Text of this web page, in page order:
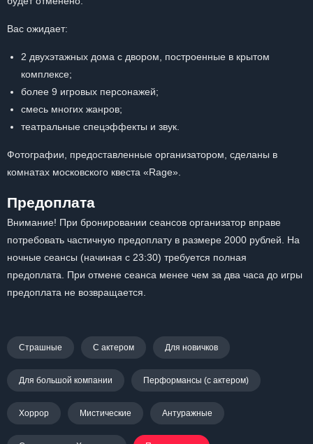
Вас ожидает:
2 двухэтажных дома с двором, построенные в крытом
комплексе;
более 9 игровых персонажей;
смесь многих жанров;
театральные спецэффекты и звук.
Фотографии, предоставленные организатором, сделаны в
комнатах московского квеста «Rage».
Предоплата
Внимание! При бронировании сеансов организатор вправе
потребовать частичную предоплату в размере 2000 рублей. На
ночные сеансы (начиная с 23:30) требуется полная
предоплата. При отмене сеанса менее чем за два часа до игры
предоплата не возвращается.
Страшные С актером Для новичков
Для большой компании Перформансы (с актером)
Хоррор Мистические Антуражные